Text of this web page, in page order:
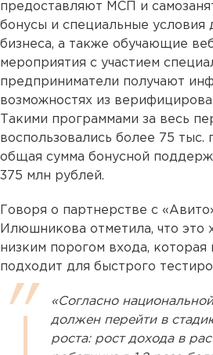
предоставляют МСП и
бонусы и специальные условия
бизнеса, а также обучающие
мероприятия с участием
предприниматели получают
возможностях из
Такими программами за весь
воспользовались более 75 тыс.
общая сумма бонусной
375 млн рублей.
Говоря о партнерстве с
Илюшникова отметила, что это
низким порогом входа, которая
подходит для быстрого
«Согласно
должен перейти в
роста: рост дохода в